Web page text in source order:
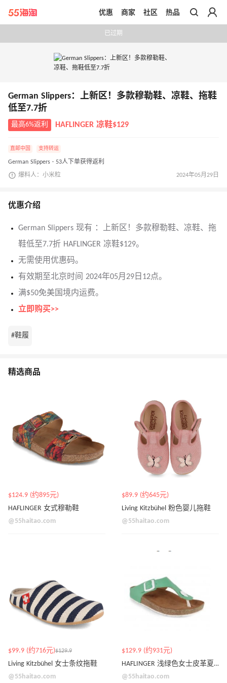
带你去官网买正品
优惠 商家 社区 热品
已过期
German Slippers：上新区！多款穆勒鞋、凉鞋、拖鞋
低至7.7折
最高6%返利 HAFLINGER 凉鞋$129
直邮中国 支持转运
German Slippers · 53人下单获得返利
爆料人：小米粒 2024年05月29日
优惠介绍
German Slippers 现有 ：上新区！多款穆勒鞋、凉鞋、拖
鞋低至7.7折 HAFLINGER 凉鞋$129。
无需使用优惠码。
有效期至北京时间 2024年05月29日12点。
满$50免美国境内运费。
立即购买>>
#鞋履
精选商品
$124.9 (约895元)
HAFLINGER 女式穆勒鞋
@55haitao.com
$89.9 (约645元)
Living Kitzbühel 粉色婴儿拖鞋
@55haitao.com
$99.9 (约716元)$129.9
Living Kitzbühel 女士条纹拖鞋
@55haitao.com
$129.9 (约931元)
HAFLINGER 浅绿色女士皮革夏季凉鞋
@55haitao.com